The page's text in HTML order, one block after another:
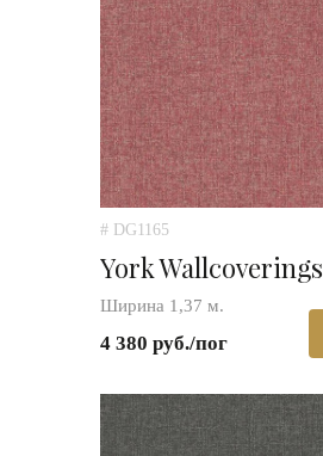
# DG1165
York Wallcoverings
Ширина 1,37 м.
4 380 руб./пог